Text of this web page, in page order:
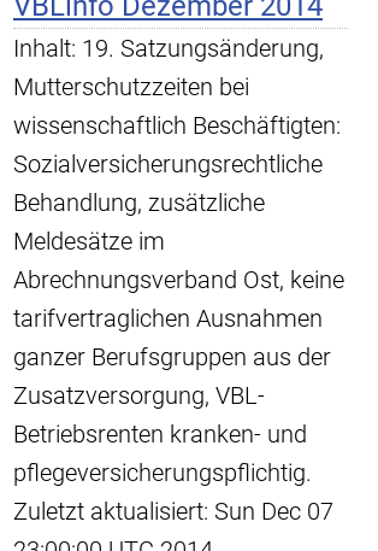
Inhalt: 19. Satzungsänderung,
Mutterschutzzeiten bei
wissenschaftlich Beschäftigten:
Sozialversicherungsrechtliche
Behandlung, zusätzliche
Meldesätze im
Abrechnungsverband Ost, keine
tarifvertraglichen Ausnahmen
ganzer Berufsgruppen aus der
Zusatzversorgung, VBL-
Betriebsrenten kranken- und
pflegeversicherungspflichtig.
Zuletzt aktualisiert: Sun Dec 07